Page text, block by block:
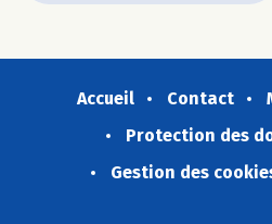
Accueil Contact
Protection des
Gestion des